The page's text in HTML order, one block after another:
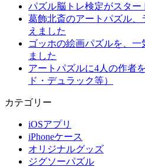
パズル脳トレ検定がスター
葛飾北斎のアートパズル、
えました
ゴッホの絵画パズルを、
ました
アートパズルに4人の作者
ド・デュラック等）
カテゴリー
iOSアプリ
iPhoneケース
オリジナルグッズ
ジグソーパズル